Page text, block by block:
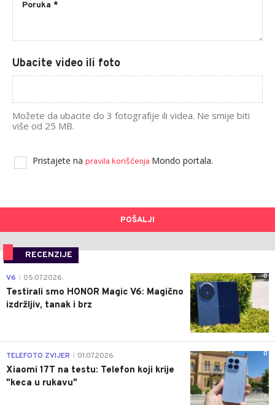
Ubacite video ili foto
Možete da ubacite do 3 fotografije ili videa. Ne smije biti
više od 25 MB.
Pristajete na pravila korišćenja Mondo portala.
POŠALJI
RECENZIJE
0
V6 05.07.2026.
Testirali smo HONOR Magic V6: Magično
izdržljiv, tanak i brz
0
TELEFOTO ZVIJER 01.07.2026.
Xiaomi 17T na testu: Telefon koji krije
"keca u rukavu"